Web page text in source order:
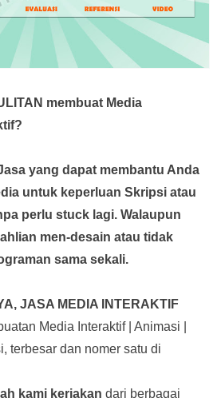
membuat Media
yang dapat membantu Anda
untuk keperluan Skripsi atau
perlu stuck lagi. Walaupun
men-desain atau tidak
sama sekali.
JASA MEDIA INTERAKTIF
Media Interaktif | Animasi |
terbesar dan nomer satu di
kami kerjakan dari berbagai